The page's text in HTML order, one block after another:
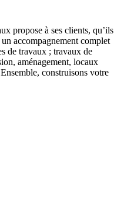
propose à ses clients, qu’ils
accompagnement complet
de travaux ; travaux de
aménagement, locaux
construisons votre